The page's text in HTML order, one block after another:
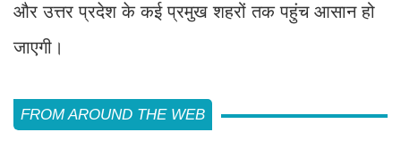
और उत्तर प्रदेश के कई प्रमुख शहरों तक पहुंच आसान हो
जाएगी।
FROM AROUND THE WEB